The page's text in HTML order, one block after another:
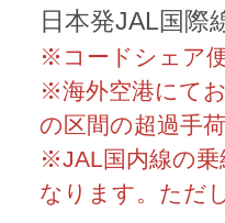
日本発JAL国際
※コードシェア
※海外空港にて
の区間の超過手
※JAL国内線の乗
なります。ただ